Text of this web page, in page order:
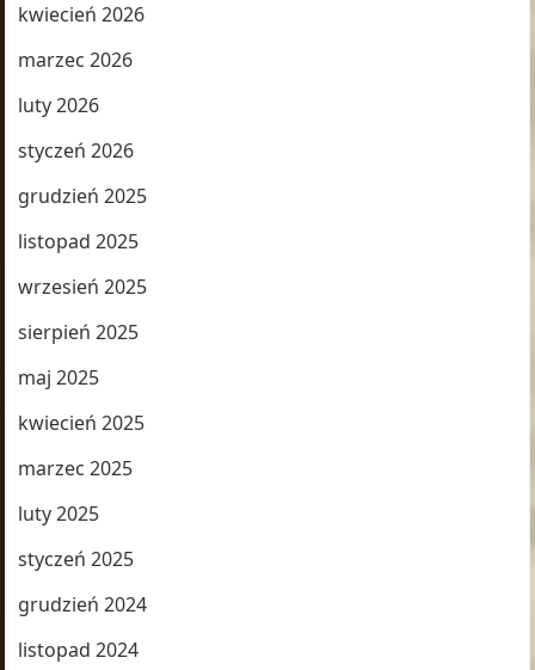
kwiecień 2026
marzec 2026
luty 2026
styczeń 2026
grudzień 2025
listopad 2025
wrzesień 2025
sierpień 2025
maj 2025
kwiecień 2025
marzec 2025
luty 2025
styczeń 2025
grudzień 2024
listopad 2024